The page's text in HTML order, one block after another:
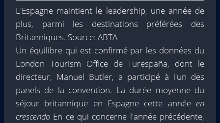
L'Espagne maintient le leadership, une année de
plus, parmi les destinations préférées des
Britanniques. Source: ABTA
Un équilibre qui est confirmé par les données du
London Tourism Office de Turespaña, dont le
directeur, Manuel Butler, a participé à l'un des
panels de la convention. La durée moyenne du
séjour britannique en Espagne cette année en
crescendo En ce qui concerne l'année précédente,